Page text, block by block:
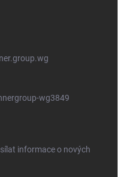
wg3849
informace o nových